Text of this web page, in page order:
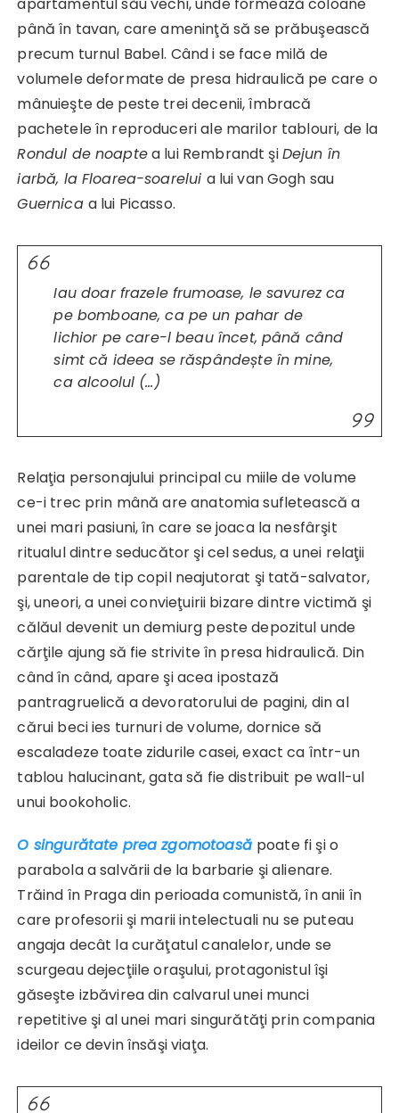
apartamentul său vechi, unde formează coloane
până în tavan, care ameninţă să se prăbuşească
precum turnul Babel. Când i se face milă de
volumele deformate de presa hidraulică pe care o
mânuieşte de peste trei decenii, îmbracă
pachetele în reproduceri ale marilor tablouri, de la
Rondul de noaptea lui Rembrandt şiDejun în
iarbă, la Floarea-soarelui a lui van Gogh sau
Guernica a lui Picasso.
Iau doar frazele frumoase, le savurez ca
pe bomboane, ca pe un pahar de
lichior pe care-l beau încet, până când
simt că ideea se răspândește în mine,
ca alcoolul (…)
Relaţia personajului principal cu miile de volume
ce-i trec prin mână are anatomia sufletească a
unei mari pasiuni, în care se joaca la nesfârşit
ritualul dintre seducător şi cel sedus, a unei relaţii
parentale de tip copil neajutorat şi tată-salvator,
şi, uneori, a unei convieţuirii bizare dintre victimă şi
călăul devenit un demiurg peste depozitul unde
cărţile ajung să fie strivite în presa hidraulică. Din
când în când, apare şi acea ipostază
pantragruelică a devoratorului de pagini, din al
cărui beci ies turnuri de volume, dornice să
escaladeze toate zidurile casei, exact ca într-un
tablou halucinant, gata să fie distribuit pe wall-ul
unui bookoholic.
O singurătate prea zgomotoasă poate fi şi o
parabola a salvării de la barbarie şi alienare.
Trăind în Praga din perioada comunistă, în anii în
care profesorii şi marii intelectuali nu se puteau
angaja decât la curăţatul canalelor, unde se
scurgeau dejecţiile oraşului, protagonistul îşi
găseşte izbăvirea din calvarul unei munci
repetitive şi al unei mari singurătăţi prin compania
ideilor ce devin însăşi viaţa.